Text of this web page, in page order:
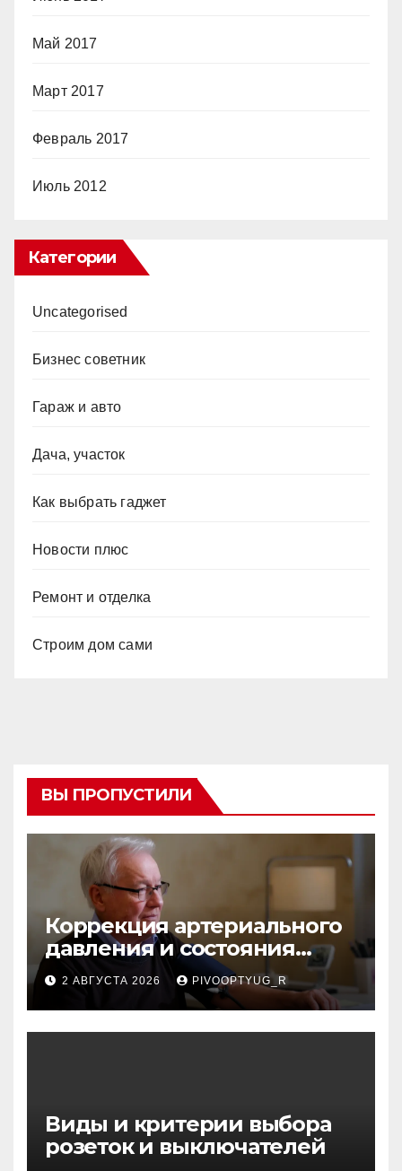
Май 2017
Март 2017
Февраль 2017
Июль 2012
Категории
Uncategorised
Бизнес советник
Гараж и авто
Дача, участок
Как выбрать гаджет
Новости плюс
Ремонт и отделка
Строим дом сами
ВЫ ПРОПУСТИЛИ
Коррекция артериального
давления и состояния
сосудов в профилактике
инсульта
2 АВГУСТА 2026 PIVOOPTYUG_R
Виды и критерии выбора
розеток и выключателей